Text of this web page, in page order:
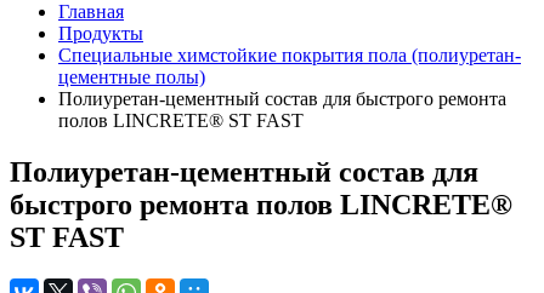
Главная
Продукты
Специальные химстойкие покрытия пола (полиуретан-
цементные полы)
Полиуретан-цементный состав для быстрого ремонта
полов LINCRETE® ST FAST
Полиуретан-цементный состав для
быстрого ремонта полов LINCRETE®
ST FAST